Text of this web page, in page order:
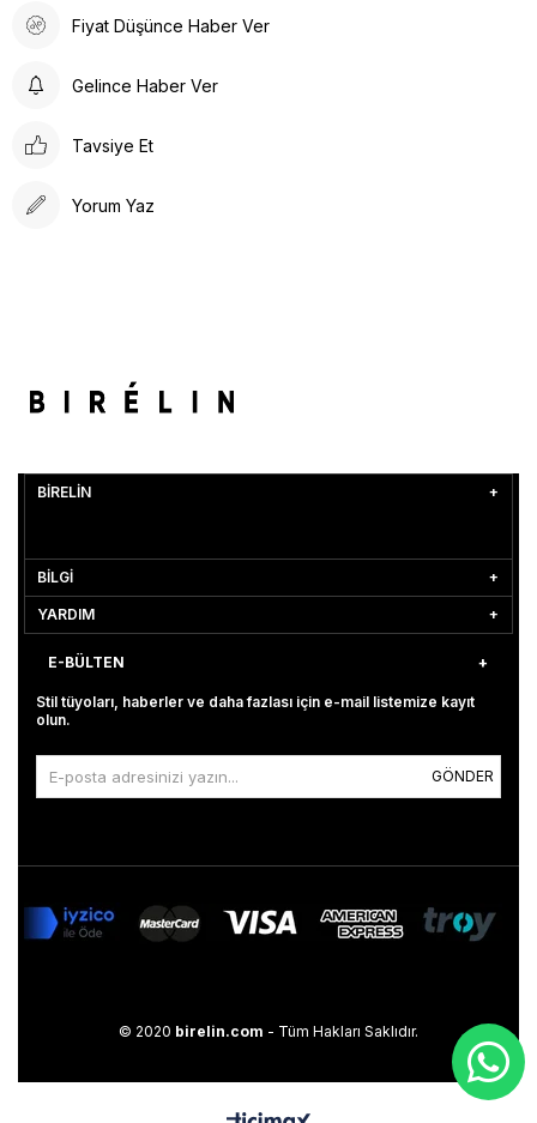
Fiyat Düşünce Haber Ver
Gelince Haber Ver
Tavsiye Et
Yorum Yaz
BİRELİN
BİLGİ
YARDIM
E-BÜLTEN
Stil tüyoları, haberler ve daha fazlası için e-mail listemize kayıt
olun.
GÖNDER
© 2020 birelin.com - Tüm Hakları Saklıdır.